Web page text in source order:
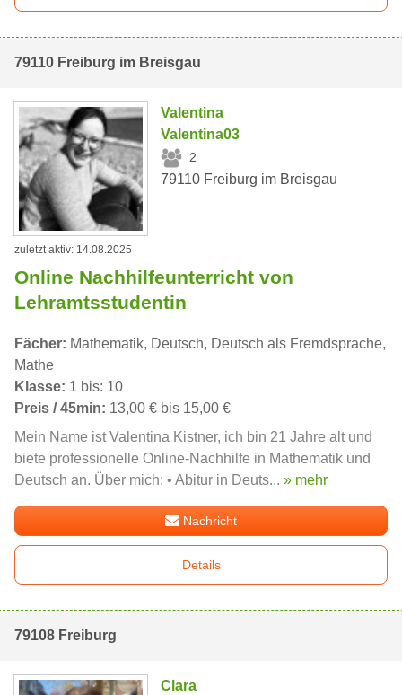
79110 Freiburg im Breisgau
Valentina
Valentina03
2
79110 Freiburg im Breisgau
zuletzt aktiv: 14.08.2025
Online Nachhilfeunterricht von
Lehramtsstudentin
Fächer: Mathematik, Deutsch, Deutsch als Fremdsprache,
Mathe
Klasse: 1 bis: 10
Preis / 45min: 13,00 € bis 15,00 €
Mein Name ist Valentina Kistner, ich bin 21 Jahre alt und
biete professionelle Online-Nachhilfe in Mathematik und
Deutsch an. Über mich: • Abitur in Deuts... » mehr
Nachricht
Details
79108 Freiburg
Clara